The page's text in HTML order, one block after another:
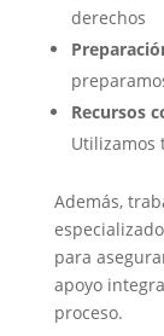
derechos
Recursos
Utilizamos
Además,
para
apoyo
proceso.